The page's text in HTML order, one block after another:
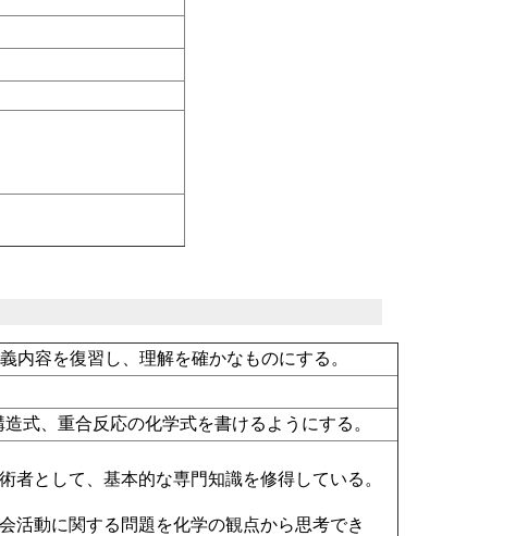
内容を復習し、理解を確かなものにする。
式、重合反応の化学式を書けるようにする。
として、基本的な専門知識を修得している。
活動に関する問題を化学の観点から思考でき